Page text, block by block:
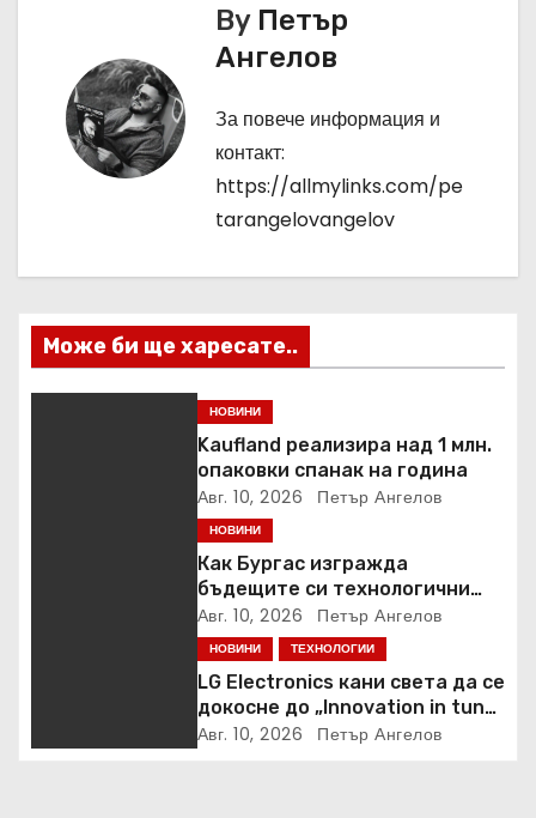
By Петър
Ангелов
За повече информация и
контакт:
https://allmylinks.com/pe
tarangelovangelov
Може би ще харесате..
НОВИНИ
Kaufland реализира над 1 млн.
опаковки спанак на година
Авг. 10, 2026 Петър Ангелов
НОВИНИ
Как Бургас изгражда
бъдещите си технологични
специалисти още в училище?
Авг. 10, 2026 Петър Ангелов
НОВИНИ ТЕХНОЛОГИИ
LG Electronics кани света да се
докосне до „Innovation in tune
with you“ на IFA 2026
Авг. 10, 2026 Петър Ангелов